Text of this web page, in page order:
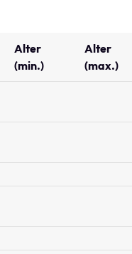
Alter
(min.)
Alter
(max.)